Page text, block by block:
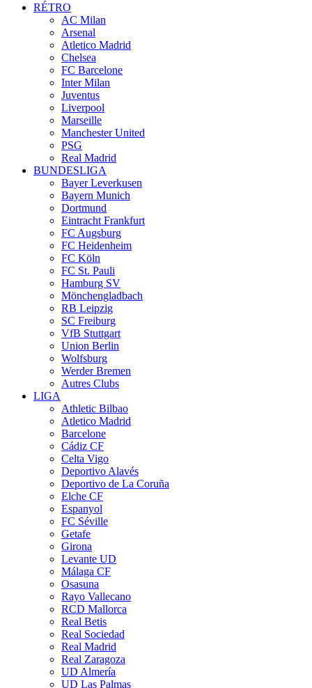
RÉTRO
AC Milan
Arsenal
Atletico Madrid
Chelsea
FC Barcelone
Inter Milan
Juventus
Liverpool
Marseille
Manchester United
PSG
Real Madrid
BUNDESLIGA
Bayer Leverkusen
Bayern Munich
Dortmund
Eintracht Frankfurt
FC Augsburg
FC Heidenheim
FC Köln
FC St. Pauli
Hamburg SV
Mönchengladbach
RB Leipzig
SC Freiburg
VfB Stuttgart
Union Berlin
Wolfsburg
Werder Bremen
Autres Clubs
LIGA
Athletic Bilbao
Atletico Madrid
Barcelone
Cádiz CF
Celta Vigo
Deportivo Alavés
Deportivo de La Coruña
Elche CF
Espanyol
FC Séville
Getafe
Girona
Levante UD
Málaga CF
Osasuna
Rayo Vallecano
RCD Mallorca
Real Betis
Real Sociedad
Real Madrid
Real Zaragoza
UD Almería
UD Las Palmas